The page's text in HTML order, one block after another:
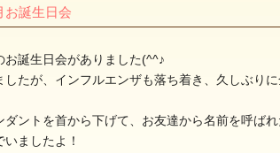
お誕生日会
お誕生日会がありました(^^♪
たが、インフルエンザも落ち着き、久しぶり
ントを首から下げて、お友達から名前を呼ば
ましたよ！